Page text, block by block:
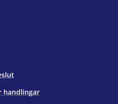
handlingar